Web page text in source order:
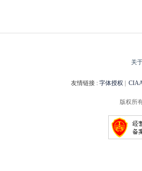
关
友情链接 : 字体授权
版权所